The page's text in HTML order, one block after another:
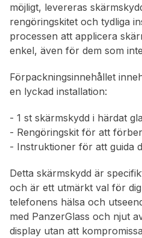
möjligt, levereras
rengöringskitet och tydliga
processen att applicera
enkel, även för dem som
Förpackningsinnehållet
en lyckad installation:
- 1 st skärmskydd i härdat
- Rengöringskit för att
- Instruktioner för att guida
Detta skärmskydd är
och är ett utmärkt val för
telefonens hälsa och
med PanzerGlass och njut
display utan att